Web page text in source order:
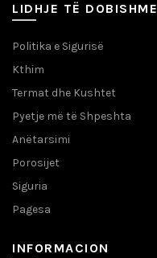
LIDHJE TË DOBISHME
Politika e Sigurisë
Kthim
Termat dhe Kushtet
Pyetje më të Shpeshta
Anëtarsimi
Porosijet
Siguria
Pagesa
INFORMACION